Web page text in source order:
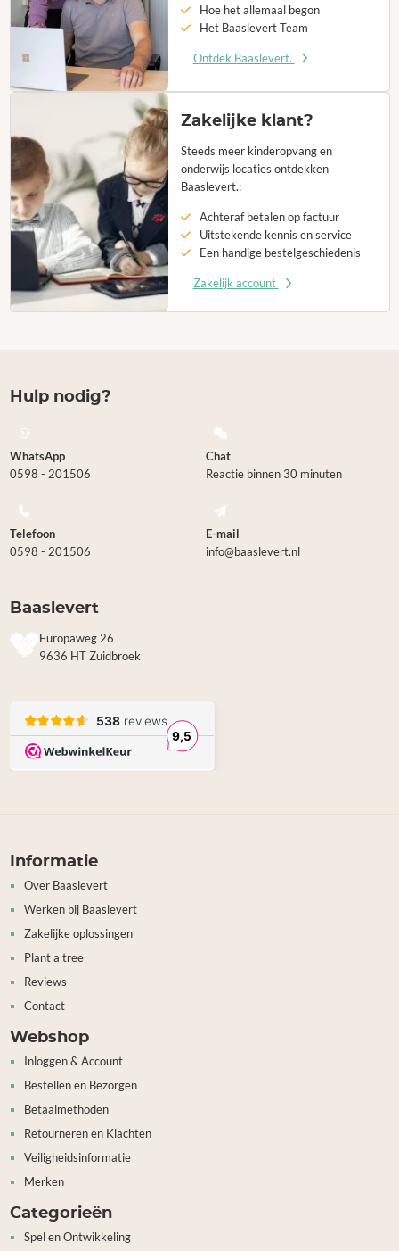
Hoe het allemaal begon
Het Baaslevert Team
Ontdek Baaslevert.
Zakelijke klant?
Steeds meer kinderopvang en
onderwijs locaties ontdekken
Baaslevert.:
Achteraf betalen op factuur
Uitstekende kennis en service
Een handige bestelgeschiedenis
Zakelijk account
Hulp nodig?
WhatsApp
0598 - 201506
Chat
Reactie binnen 30 minuten
Telefoon
0598 - 201506
E-mail
info@baaslevert.nl
Baaslevert
Europaweg 26
9636 HT Zuidbroek
Informatie
Over Baaslevert
Werken bij Baaslevert
Zakelijke oplossingen
Plant a tree
Reviews
Contact
Webshop
Inloggen & Account
Bestellen en Bezorgen
Betaalmethoden
Retourneren en Klachten
Veiligheidsinformatie
Merken
Categorieën
Spel en Ontwikkeling